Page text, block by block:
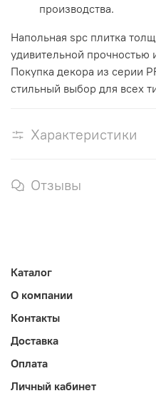
производства.
Напольная spc плитка
удивительной
Покупка декора из серии
стильный выбор для всех
Характеристики
Отзывы
Каталог
О компании
Контакты
Доставка
Оплата
Личный кабинет